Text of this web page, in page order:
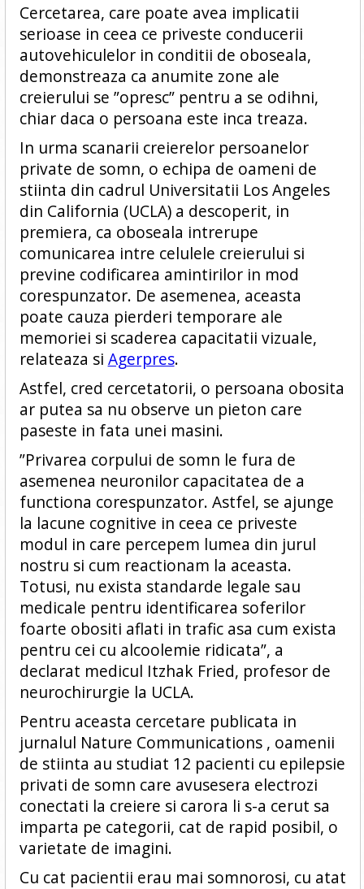
Cercetarea, care poate avea implicatii
serioase in ceea ce priveste conducerii
autovehiculelor in conditii de oboseala,
demonstreaza ca anumite zone ale
creierului se ”opresc” pentru a se odihni,
chiar daca o persoana este inca treaza.
In urma scanarii creierelor persoanelor
private de somn, o echipa de oameni de
stiinta din cadrul Universitatii Los Angeles
din California (UCLA) a descoperit, in
premiera, ca oboseala intrerupe
comunicarea intre celulele creierului si
previne codificarea amintirilor in mod
corespunzator. De asemenea, aceasta
poate cauza pierderi temporare ale
memoriei si scaderea capacitatii vizuale,
relateaza si Agerpres.
Astfel, cred cercetatorii, o persoana obosita
ar putea sa nu observe un pieton care
paseste in fata unei masini.
”Privarea corpului de somn le fura de
asemenea neuronilor capacitatea de a
functiona corespunzator. Astfel, se ajunge
la lacune cognitive in ceea ce priveste
modul in care percepem lumea din jurul
nostru si cum reactionam la aceasta.
Totusi, nu exista standarde legale sau
medicale pentru identificarea soferilor
foarte obositi aflati in trafic asa cum exista
pentru cei cu alcoolemie ridicata”, a
declarat medicul Itzhak Fried, profesor de
neurochirurgie la UCLA.
Pentru aceasta cercetare publicata in
jurnalul Nature Communications , oamenii
de stiinta au studiat 12 pacienti cu epilepsie
privati de somn care avusesera electrozi
conectati la creiere si carora li s-a cerut sa
imparta pe categorii, cat de rapid posibil, o
varietate de imagini.
Cu cat pacientii erau mai somnorosi, cu atat